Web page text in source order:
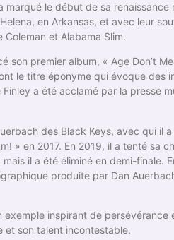
le début de sa renaissance
en Arkansas, et avec leur
et Alabama Slim.
son premier album, « Age Don’t
le titre éponyme qui évoque des
a été acclamé par la presse
des Black Keys, avec qui il
» en 2017. En 2019, il a tenté sa
il a été éliminé en demi-finale.
produite par Dan
inspirant de
son talent incontestable.